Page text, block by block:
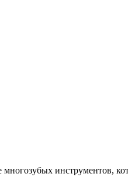
инструментов,